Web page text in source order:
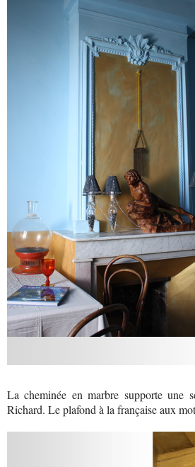
La cheminée en marbre supporte une
Richard. Le plafond à la française aux